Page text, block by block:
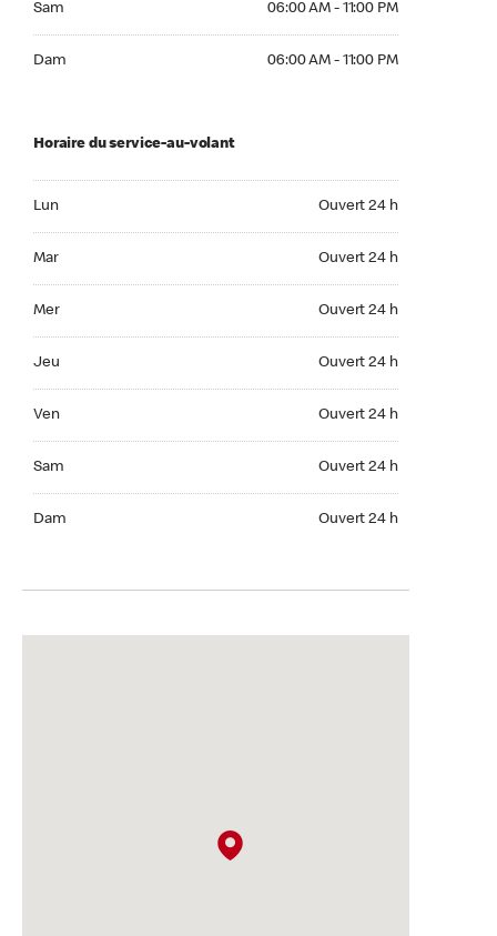
Sam 06:00 AM - 11:00 PM
Dam 06:00 AM - 11:00 PM
Horaire du service-au-volant
Lun Ouvert 24 h
Mar Ouvert 24 h
Mer Ouvert 24 h
Jeu Ouvert 24 h
Ven Ouvert 24 h
Sam Ouvert 24 h
Dam Ouvert 24 h